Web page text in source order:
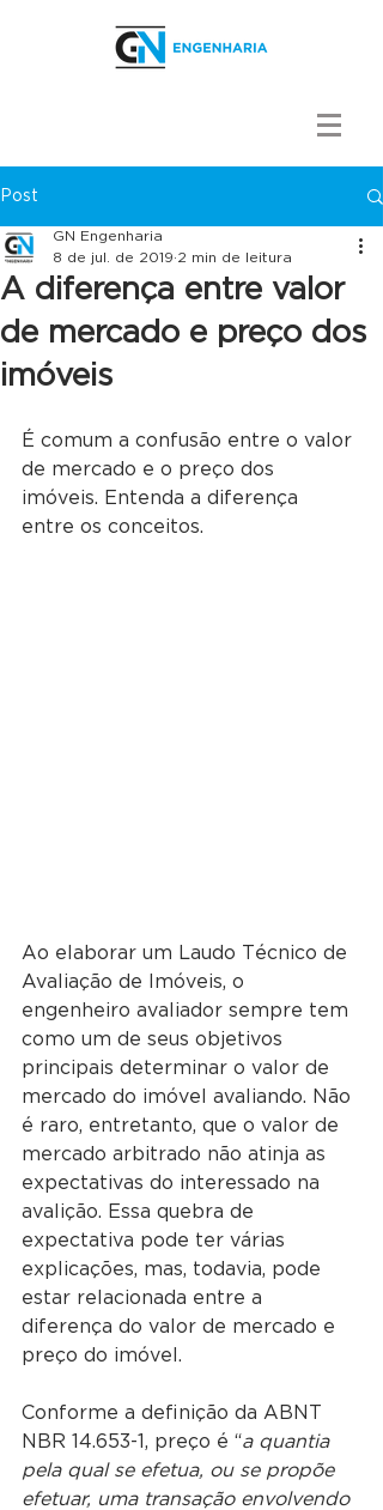
Post
A diferença entre valor
de mercado e preço dos
imóveis
GN Engenharia
8 de jul. de 2019 2 min de leitura
É comum a confusão entre o valor
de mercado e o preço dos
imóveis. Entenda a diferença
entre os conceitos.
Ao elaborar um Laudo Técnico de
Avaliação de Imóveis, o
engenheiro avaliador sempre tem
como um de seus objetivos
principais determinar o valor de
mercado do imóvel avaliando. Não
é raro, entretanto, que o valor de
mercado arbitrado não atinja as
expectativas do interessado na
avalição. Essa quebra de
expectativa pode ter várias
explicações, mas, todavia, pode
estar relacionada entre a
diferença do valor de mercado e
preço do imóvel.
Conforme a definição da ABNT
NBR 14.653-1, preço é “a quantia
pela qual se efetua, ou se propõe
efetuar, uma transação envolvendo